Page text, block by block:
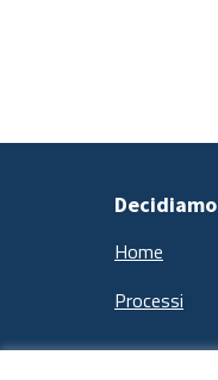
Decidiamo
Home
Processi